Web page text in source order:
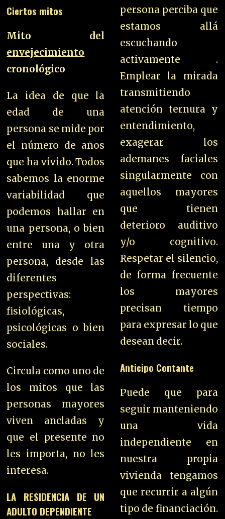
Ciertos mitos
Mito del
envejecimiento
cronológico
La idea de que la
edad de una
persona se mide por
el número de años
que ha vivido. Todos
sabemos la enorme
variabilidad que
podemos hallar en
una persona, o bien
entre una y otra
persona, desde las
diferentes
perspectivas:
fisiológicas,
psicológicas o bien
sociales.
Circula como uno de
los mitos que las
personas mayores
viven ancladas y
que el presente no
les importa, no les
interesa.
LA RESIDENCIA DE UN
ADULTO DEPENDIENTE
persona perciba que
estamos allá
escuchando
activamente .
Emplear la mirada
transmitiendo
atención ternura y
entendimiento,
exagerar los
ademanes faciales
singularmente con
aquellos mayores
que tienen
deterioro auditivo
y/o cognitivo.
Respetar el silencio,
de forma frecuente
los mayores
precisan tiempo
para expresar lo que
desean decir.
Anticipo Contante
Puede que para
seguir manteniendo
una vida
independiente en
nuestra propia
vivienda tengamos
que recurrir a algún
tipo de financiación.